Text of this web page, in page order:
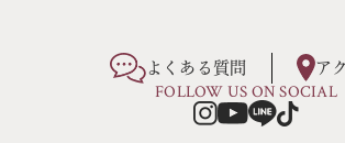
よくある質問 ア
FOLLOW US ON SOCIAL